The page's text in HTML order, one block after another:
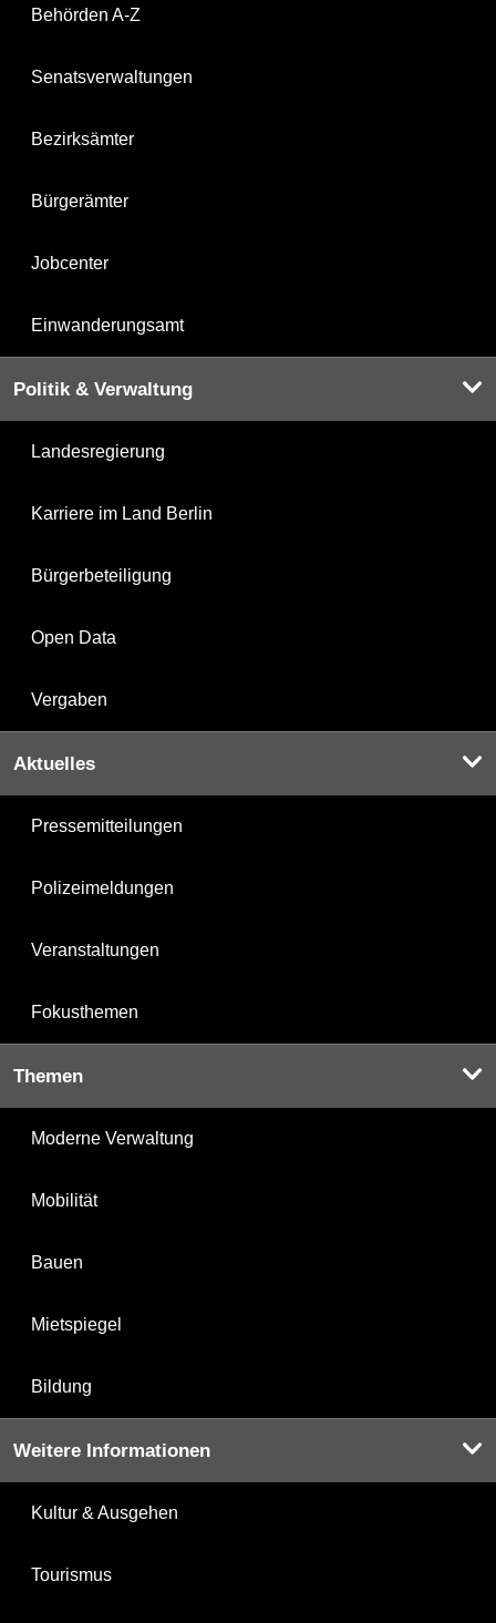
Behörden A-Z
Senatsverwaltungen
Bezirksämter
Bürgerämter
Jobcenter
Einwanderungsamt
Politik & Verwaltung
Landesregierung
Karriere im Land Berlin
Bürgerbeteiligung
Open Data
Vergaben
Aktuelles
Pressemitteilungen
Polizeimeldungen
Veranstaltungen
Fokusthemen
Themen
Moderne Verwaltung
Mobilität
Bauen
Mietspiegel
Bildung
Weitere Informationen
Kultur & Ausgehen
Tourismus